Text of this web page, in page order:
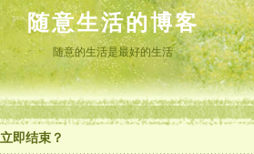
随意生活的博客
随意的生活是最好的生活
即结束？